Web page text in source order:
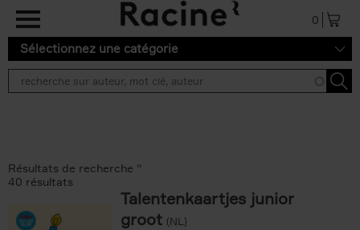
Aller au contenu principal
0
Sélectionnez une catégorie
Résultats de recherche ''
40 résultats
Talentenkaartjes junior
groot (NL)